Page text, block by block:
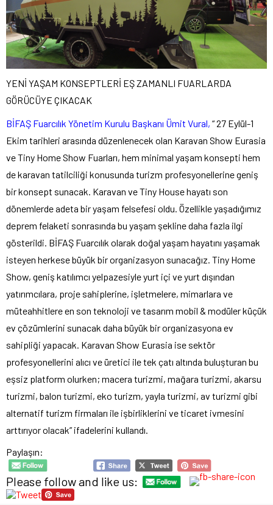
YENİ YAŞAM KONSEPTLERİ EŞ ZAMANLI FUARLARDA
GÖRÜCÜYE ÇIKACAK
BİFAŞ Fuarcılık Yönetim Kurulu Başkanı Ümit Vural, “ 27 Eylül-1
Ekim tarihleri arasında düzenlenecek olan Karavan Show Eurasia
ve Tiny Home Show Fuarları, hem minimal yaşam konsepti hem
de karavan tatilciliği konusunda turizm profesyonellerine geniş
bir konsept sunacak. Karavan ve Tiny House hayatı son
dönemlerde adeta bir yaşam felsefesi oldu. Özellikle yaşadığımız
deprem felaketi sonrasında bu yaşam şekline daha fazla ilgi
gösterildi. BİFAŞ Fuarcılık olarak doğal yaşam hayatını yaşamak
isteyen herkese büyük bir organizasyon sunacağız. Tiny Home
Show, geniş katılımcı yelpazesiyle yurt içi ve yurt dışından
yatırımcılara, proje sahiplerine, işletmelere, mimarlara ve
müteahhitlere en son teknoloji ve tasarım mobil & modüler küçük
ev çözümlerini sunacak daha büyük bir organizasyona ev
sahipliği yapacak. Karavan Show Eurasia ise sektör
profesyonellerini alıcı ve üretici ile tek çatı altında buluşturan bu
eşsiz platform olurken; macera turizmi, mağara turizmi, akarsu
turizmi, balon turizmi, eko turizm, yayla turizmi, av turizmi gibi
alternatif turizm firmaları ile işbirliklerini ve ticaret ivmesini
arttırıyor olacak” ifadelerini kullandı.
Paylaşın:
Please follow and like us: